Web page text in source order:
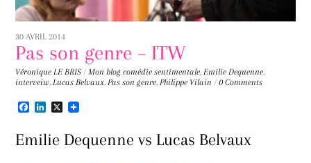
30 AVRIL 2014
Pas son genre – ITW
Véronique LE BRIS / Mon blog comédie sentimentale, Emilie Dequenne,
interveiw, Lucas Belvaux, Pas son genre, Philippe Vilain / 0 Comments
F
e
L
k
X
Emilie Dequenne vs Lucas Belvaux